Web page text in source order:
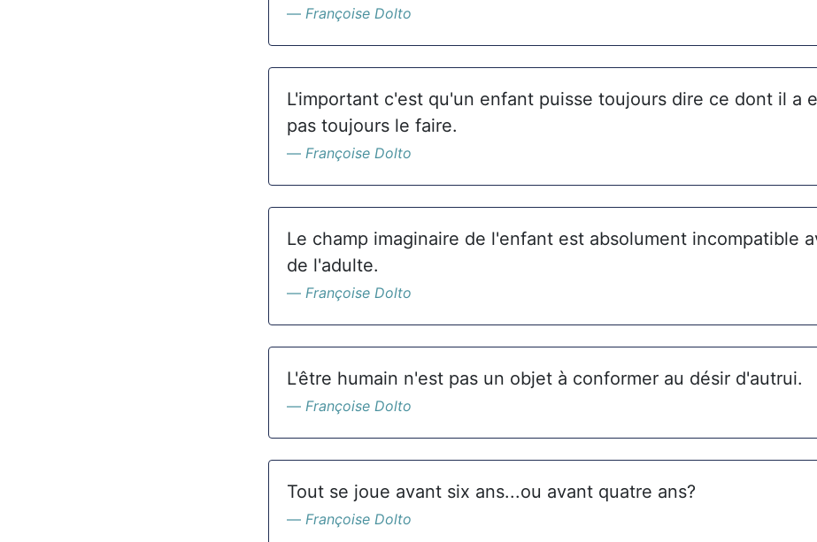
Françoise Dolto
L'important c'est qu'un enfant puisse toujours dire ce dont il a
pas toujours le faire.
Françoise Dolto
Le champ imaginaire de l'enfant est absolument incompatible
de l'adulte.
Françoise Dolto
L'être humain n'est pas un objet à conformer au désir d'autrui.
Françoise Dolto
Tout se joue avant six ans...ou avant quatre ans?
Françoise Dolto